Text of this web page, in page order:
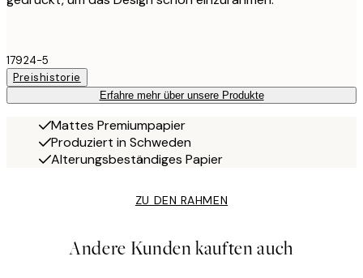
17924-5
Preishistorie
Erfahre mehr über unsere Produkte
Mattes Premiumpapier
Produziert in Schweden
Alterungsbeständiges Papier
ZU DEN RAHMEN
Andere Kunden kauften auch